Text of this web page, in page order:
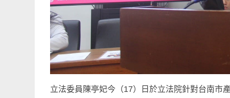
立法委員陳亭妃今（17）日於立法院針對台南市